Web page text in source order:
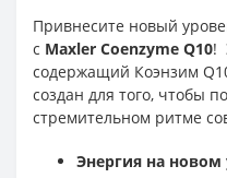
Привнесите новый
с Maxler Coenzyme Q10!
содержащий Коэнзим
создан для того, чтобы
стремительном ритме
Энергия на новом